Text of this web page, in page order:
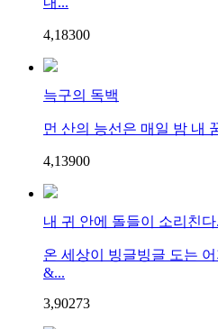
4,18300
늑구의 독백
먼 산의 능선은 매일 밤 내
4,13900
내 귀 안에 돌들이 소리친다.
온 세상이 빙글빙글 도는
&...
3,90273